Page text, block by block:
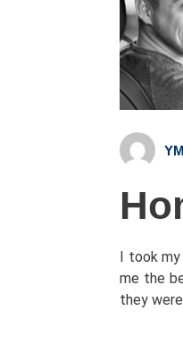
YM
I took
me the
they